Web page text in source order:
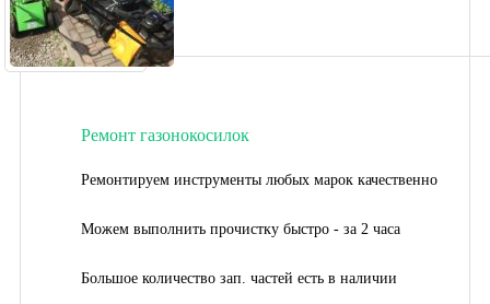
Ремонт газонокосилок
Ремонтируем инструменты любых марок качественно
Можем выполнить прочистку быстро - за 2 часа
Большое количество зап. частей есть в наличии